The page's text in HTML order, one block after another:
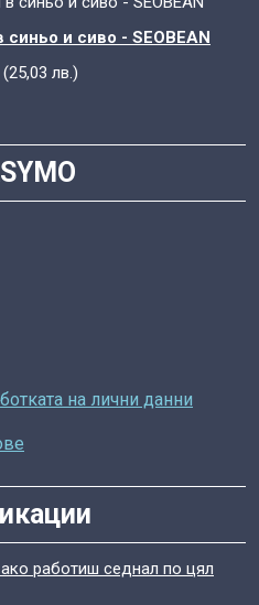
и сиво - SEOBEAN
(25,03 лв.)
на лични данни
работиш седнал по цял